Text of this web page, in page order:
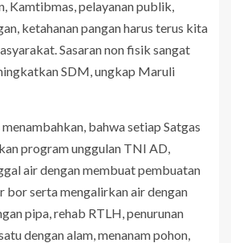
Kamtibmas, pelayanan publik,
ketahanan pangan harus terus kita
Sasaran non fisik sangat
SDM, ungkap Maruli
bahwa setiap Satgas
program unggulan TNI AD,
air dengan membuat pembuatan
bor serta mengalirkan air dengan
pipa, rehab RTLH, penurunan
dengan alam, menanam pohon,